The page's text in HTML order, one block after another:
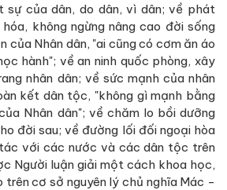
sự của dân, do dân, vì dân; về phát
không ngừng nâng cao đời sống
Nhân dân, "ai cũng có cơm ăn áo
hành"; về an ninh quốc phòng, xây
nhân dân; về sức mạnh của nhân
kết dân tộc, "không gì mạnh bằng
Nhân dân"; về chăm lo bồi dưỡng
đời sau; về đường lối đối ngoại hòa
với các nước và các dân tộc trên
Người luận giải một cách khoa học,
trên cơ sở nguyên lý chủ nghĩa Mác -